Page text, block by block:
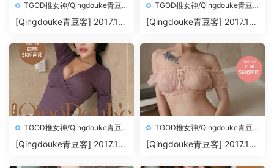
TGOD推女神/Qingdouke青豆
客
[Qingdouke青豆客] 2017.11.
TGOD推女神/Qingdouke青豆
客
[Qingdouke青豆客] 2017.11.
TGOD推女神/Qingdouke青豆
客
[Qingdouke青豆客] 2017.11.
TGOD推女神/Qingdouke青豆
客
[Qingdouke青豆客] 2017.11.